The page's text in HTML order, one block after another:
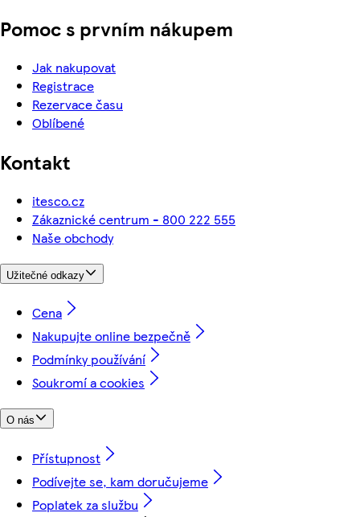
Pomoc s prvním nákupem
Jak nakupovat
Registrace
Rezervace času
Oblíbené
Kontakt
itesco.cz
Zákaznické centrum - 800 222 555
Naše obchody
Užitečné odkazy
Cena
Nakupujte online bezpečně
Podmínky používání
Soukromí a cookies
O nás
Přístupnost
Podívejte se, kam doručujeme
Poplatek za službu